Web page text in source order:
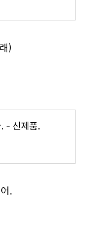
)
- 신제품.
.